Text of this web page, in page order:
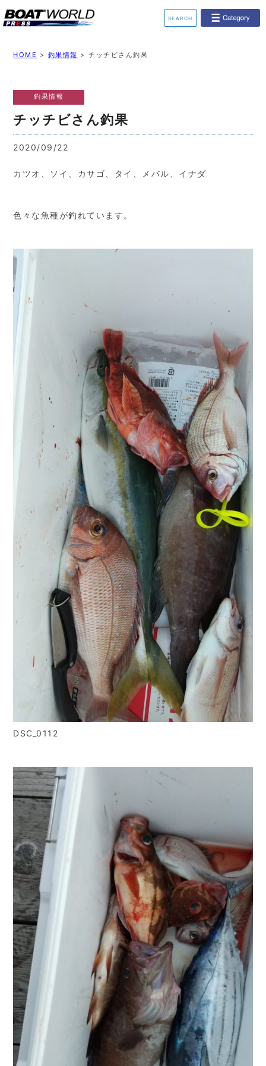
SEARCH
業界ニュース
ジェットスキー
HOME > 釣果情報 > チッチビさん釣果
釣果情報
チッチビさん釣果
2020/09/22
カツオ、ソイ、カサゴ、タイ、メバル、イナダ
色々な魚種が釣れています。
DSC_0112